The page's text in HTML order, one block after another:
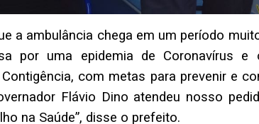
a ambulância chega em um período
por uma epidemia de Coronavírus e
com metas para prevenir e
Flávio Dino atendeu nosso
na Saúde”, disse o prefeito.